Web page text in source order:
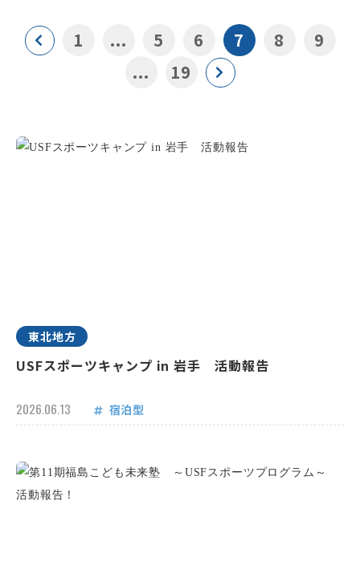
1 ... 5 6 7 8
9
...
19
東北地方
USFスポーツキャンプ in 岩手 活動報告
2026.06.13 宿泊型